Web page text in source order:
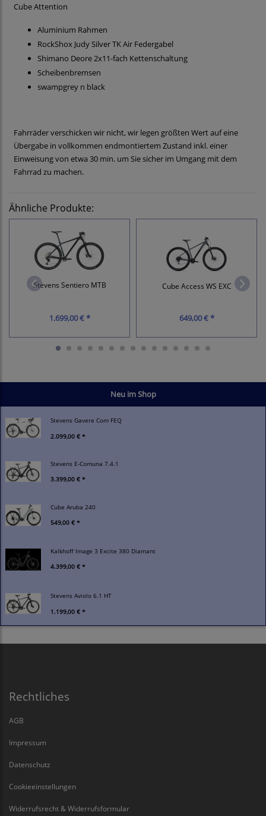
Neu im Shop
Stevens Gavere Com FEQ
2.099,00 € *
Stevens E-Comuna 7.4.1
3.399,00 € *
Cube Aruba 240
549,00 € *
Kalkhoff Image 3 Excite 380 Diamant
4.399,00 € *
Stevens Aviolo 6.1 HT
1.199,00 € *
Cube Attention
Aluminium Rahmen
RockShox Judy Silver TK Air Federgabel
Shimano Deore 2x11-fach Kettenschaltung
Scheibenbremsen
swampgrey n black
Fahrräder verschicken wir nicht, wir legen größten Wert auf eine
Übergabe in vollkommen endmontiertem Zustand inkl. einer
Einweisung von etwa 30 min. um Sie sicher im Umgang mit dem
Fahrrad zu machen.
Ähnliche Produkte:
Stevens Sentiero MTB
1.699,00 € *
Cube Access WS EXC
649,00 € *
Rechtliches
AGB
Impressum
Datenschutz
Cookieeinstellungen
Widerrufsrecht & Widerrufsformular